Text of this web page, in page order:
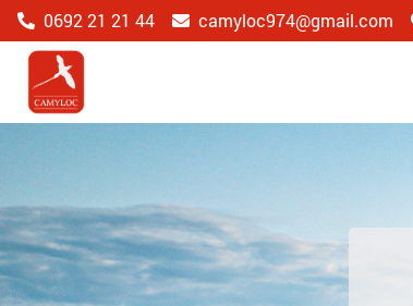
0692 21 21 44 camyloc974@gmail.com